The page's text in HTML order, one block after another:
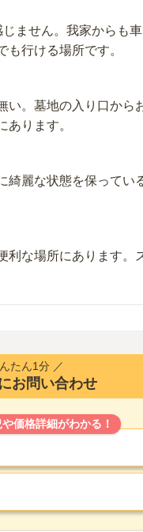
ません。我家からも
行ける場所です。
。墓地の入り口から
ります。
麗な状態を保ってい
な場所にあります。
たん1分 ／
お問い合わせ
価格詳細がわかる！